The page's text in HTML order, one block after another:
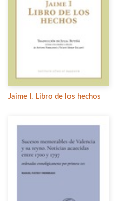
Jaime I. Libro de los hechos